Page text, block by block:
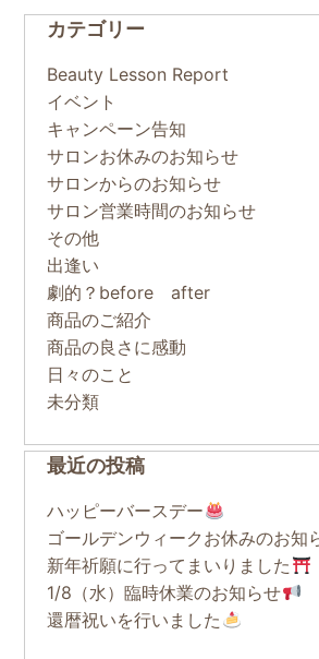
カテゴリー
Beauty Lesson Report
イベント
キャンペーン告知
サロンお休みのお知らせ
サロンからのお知らせ
サロン営業時間のお知らせ
その他
出逢い
劇的？before after
商品のご紹介
商品の良さに感動
日々のこと
未分類
最近の投稿
ハッピーバースデー
ゴールデンウィークお休みのお知
新年祈願に行ってまいりました
1/8（水）臨時休業のお知らせ
還暦祝いを行いました